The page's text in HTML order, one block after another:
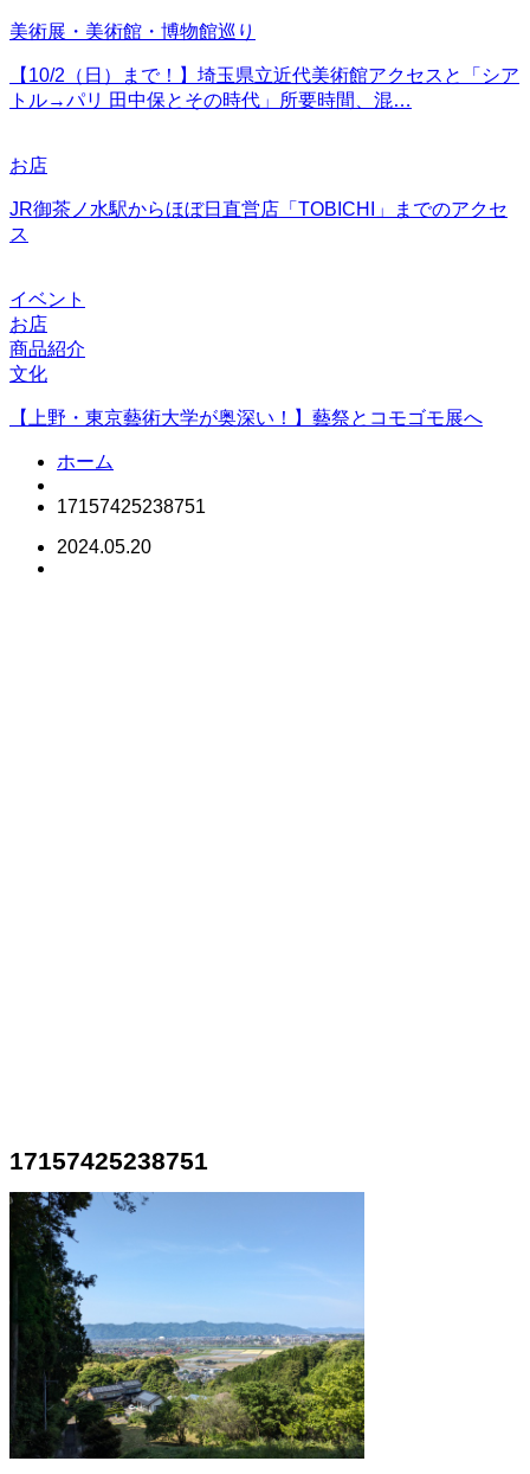
美術展・美術館・博物館巡り
【10/2（日）まで！】埼玉県立近代美術館アクセスと「シア
トル→パリ 田中保とその時代」所要時間、混…
お店
JR御茶ノ水駅からほぼ日直営店「TOBICHI」までのアクセ
ス
イベント
お店
商品紹介
文化
【上野・東京藝術大学が奥深い！】藝祭とコモゴモ展へ
ホーム
17157425238751
2024.05.20
17157425238751